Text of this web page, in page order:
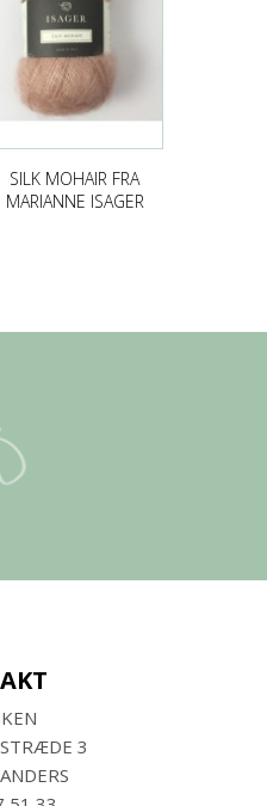
SILK MOHAIR FRA
MARIANNE ISAGER
3